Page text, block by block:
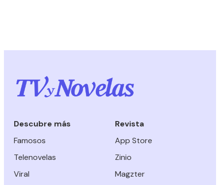
Descubre más
Famosos
Telenovelas
Viral
Revista
App Store
Zinio
Magzter